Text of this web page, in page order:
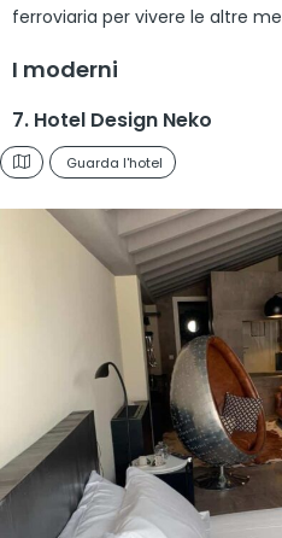
ferroviaria per vivere le altre
I moderni
7. Hotel Design Neko
Guarda l'hotel